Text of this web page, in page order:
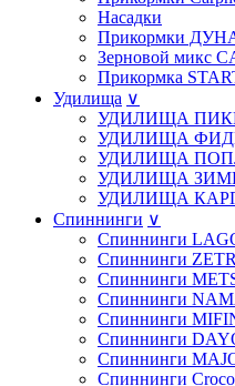
Насадки
Прикормки
Зерновой микс
Прикормка
Удилища ∨
УДИЛИЩА
УДИЛИЩА
УДИЛИЩА
УДИЛИЩА
УДИЛИЩА
Спиннинги ∨
Спиннинги
Спиннинги
Спиннинги
Спиннинги
Спиннинги
Спиннинги
Спиннинги
Спиннинги